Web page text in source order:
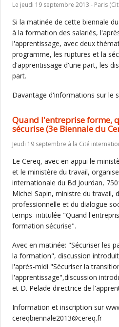
Le jeudi 19 septembre 2013 - Paris
Si la matinée de cette biennale
à la formation des salariés,
l'apprentissage, avec deux
programme, les ruptures et la
d'apprentissage d'une part, les
part.
Davantage d'informations sur le
Quand l'entreprise forme,
sécurise (3e Biennale du
Jeudi 19 septembre à la Cité
Le Cereq, avec en appui le
et le ministère du travail,
internationale du Bd Jourdan,
Michel Sapin, ministre du travail,
professionnelle et du dialogue
temps intitulée "Quand
formation sécurise".
Avec en matinée: "Sécuriser les
la formation", discussion
l'après-midi "Sécuriser la
l'apprentissage",discussion
et D. Pelade directrice de
Information et inscription sur
cereqbiennale2013@cereq.fr